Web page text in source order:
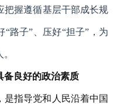
把握遵循基层干部成长规
路子”、压好“担子”，为
备良好的政治素质
指导党和人民沿着中国